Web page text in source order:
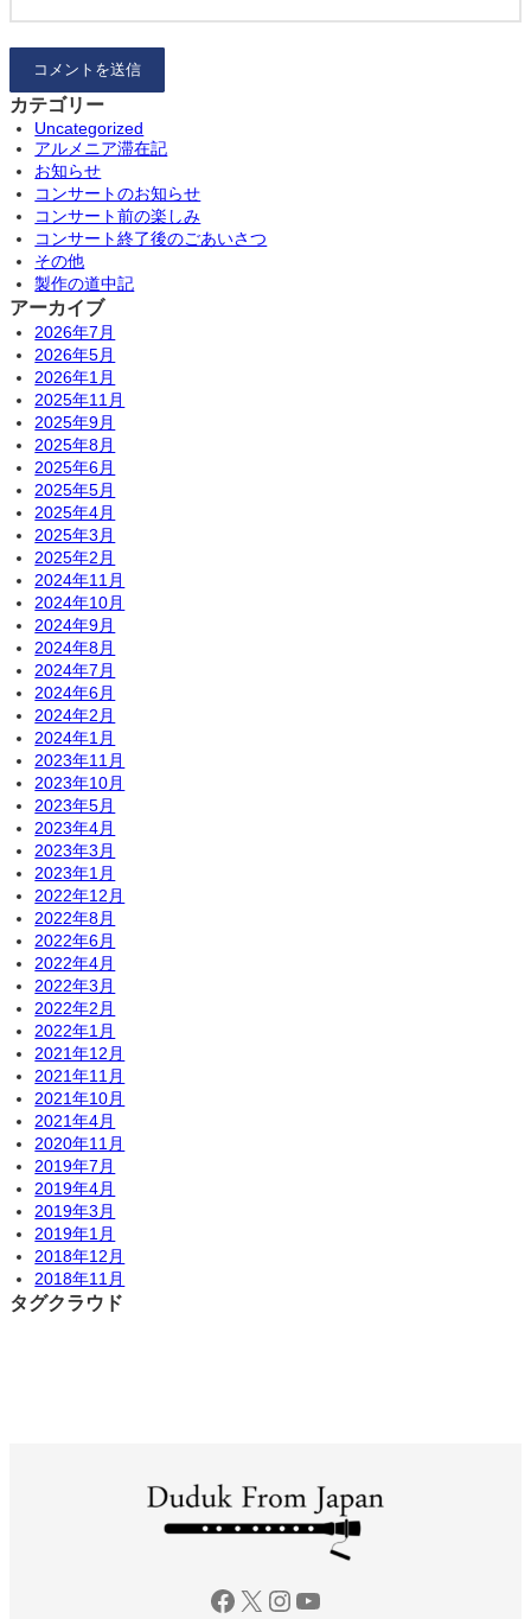
カテゴリー
Uncategorized
アルメニア滞在記
お知らせ
コンサートのお知らせ
コンサート前の楽しみ
コンサート終了後のごあいさつ
その他
製作の道中記
アーカイブ
2026年7月
2026年5月
2026年1月
2025年11月
2025年9月
2025年8月
2025年6月
2025年5月
2025年4月
2025年3月
2025年2月
2024年11月
2024年10月
2024年9月
2024年8月
2024年7月
2024年6月
2024年2月
2024年1月
2023年11月
2023年10月
2023年5月
2023年4月
2023年3月
2023年1月
2022年12月
2022年8月
2022年6月
2022年4月
2022年3月
2022年2月
2022年1月
2021年12月
2021年11月
2021年10月
2021年4月
2020年11月
2019年7月
2019年4月
2019年3月
2019年1月
2018年12月
2018年11月
タグクラウド
Facebook
X Instagram
YouTube